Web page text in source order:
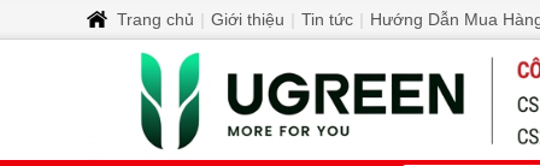
Trang chủ Giới thiệu Tin tức Hướng Dẫn Mua